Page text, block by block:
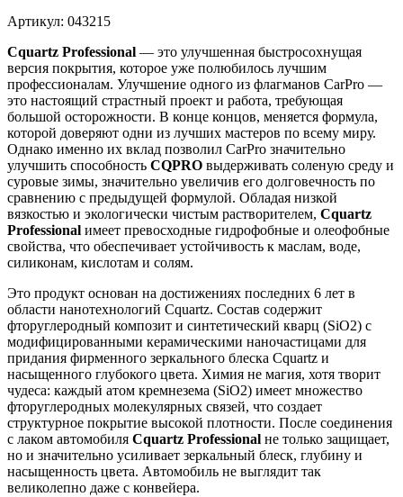
Артикул: 043215
Cquartz Professional — это улучшенная быстросохнущая
версия покрытия, которое уже полюбилось лучшим
профессионалам. Улучшение одного из флагманов CarPro —
это настоящий страстный проект и работа, требующая
большой осторожности. В конце концов, меняется формула,
которой доверяют одни из лучших мастеров по всему миру.
Однако именно их вклад позволил CarPro значительно
улучшить способность CQPRO выдерживать соленую среду и
суровые зимы, значительно увеличив его долговечность по
сравнению с предыдущей формулой. Обладая низкой
вязкостью и экологически чистым растворителем, Cquartz
Professional имеет превосходные гидрофобные и олеофобные
свойства, что обеспечивает устойчивость к маслам, воде,
силиконам, кислотам и солям.
Это продукт основан на достижениях последних 6 лет в
области нанотехнологий Cquartz. Состав содержит
фторуглеродный композит и синтетический кварц (SiO2) с
модифицированными керамическими наночастицами для
придания фирменного зеркального блеска Cquartz и
насыщенного глубокого цвета. Химия не магия, хотя творит
чудеса: каждый атом кремнезема (SiO2) имеет множество
фторуглеродных молекулярных связей, что создает
структурное покрытие высокой плотности. После соединения
с лаком автомобиля Cquartz Professional не только защищает,
но и значительно усиливает зеркальный блеск, глубину и
насыщенность цвета. Автомобиль не выглядит так
великолепно даже с конвейера.